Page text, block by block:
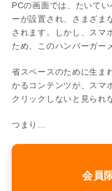
PCの画面では、たいて
ーが設置され、さまざま
されます。しかし、スマ
ため、このハンバーガー
省スペースのために生ま
かるコンテンツが、スマ
クリックしないと見られ
つまり…
会員